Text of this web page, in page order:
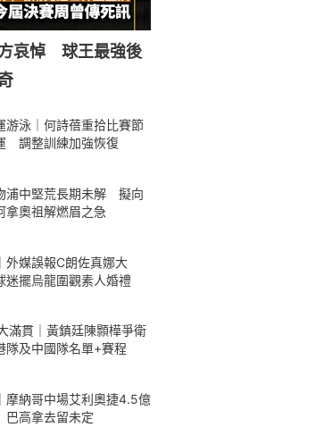
哀悼 球王最強後
游泳｜何詩蓓重拾比賽節
調整訓練加強恢復
浦中堅荒長期未解 擬向
拿奧祖解燃眉之急
外媒誤報C朗佐真娜大
擺烏龍圍觀素人婚禮
滿貫｜黃鎮廷陳顥樺爭衛
及中國隊名單+賽程
摩納哥中場艾利奧捷4.5億
高拿去留未定